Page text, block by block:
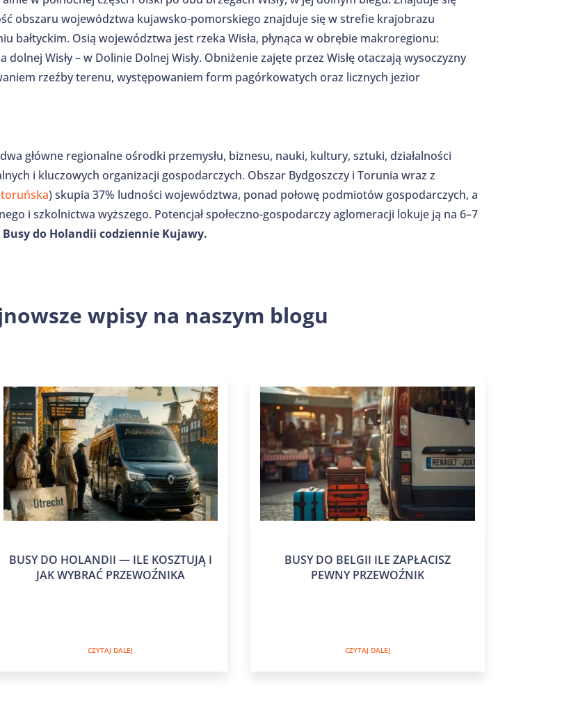
obszaru województwa kujawsko-pomorskiego znajduje się w strefie krajobrazu
bałtyckim. Osią województwa jest rzeka Wisła, płynąca w obrębie makroregionu:
Wisły – w Dolinie Dolnej Wisły. Obniżenie zajęte przez Wisłę otaczają wysoczyzny
rzeźby terenu, występowaniem form pagórkowatych oraz licznych jezior
główne regionalne ośrodki przemysłu, biznesu, nauki, kultury, sztuki, działalności
i kluczowych organizacji gospodarczych. Obszar Bydgoszczy i Torunia wraz z
) skupia 37% ludności województwa, ponad połowę podmiotów gospodarczych, a
i szkolnictwa wyższego. Potencjał społeczno-gospodarczy aglomeracji lokuje ją na 6–7
Busy do Holandii codziennie Kujawy.
wpisy na naszym blogu
BUSY DO HOLANDII — ILE KOSZTUJĄ I
JAK WYBRAĆ PRZEWOŹNIKA
CZYTAJ DALEJ
BUSY DO BELGII ILE ZAPŁACISZ
PEWNY PRZEWOŹNIK
CZYTAJ DALEJ